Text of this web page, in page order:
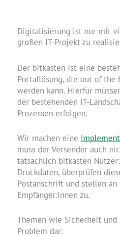
Digitalisierung ist nur mit
großen IT-Projekt zu
Der bitkasten ist eine
Portallösung, die out of the
werden kann. Hierfür
der bestehenden IT-
Prozessen erfolgen.
Wir machen eine
muss der Versender auch
tatsächlich bitkasten
Druckdaten, überprüfen
Postanschrift und stellen
Empfänger:innen zu.
Themen wie Sicherheit und
Problem dar: